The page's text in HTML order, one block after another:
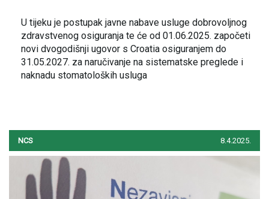
U tijeku je postupak javne nabave usluge dobrovoljnog
zdravstvenog osiguranja te će od 01.06.2025. započeti
novi dvogodišnji ugovor s Croatia osiguranjem do
31.05.2027. za naručivanje na sistematske preglede i
naknadu stomatoloških usluga
NCS 8.4.2025.